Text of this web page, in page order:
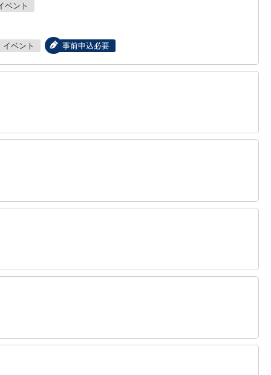
ベント
イベント 事前申込必要